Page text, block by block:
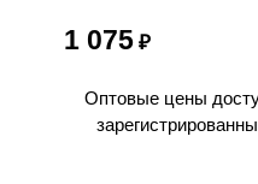
1 075 ₽
Оптовые цены